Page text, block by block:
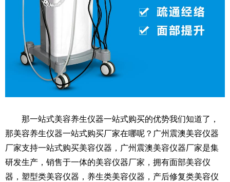
那一站式美容养生仪器一站式购买的优势我们知道了，
那美容养生仪器一站式购买厂家在哪呢？广州震澳美容仪器
厂家支持一站式购买美容仪器，广州震澳美容仪器厂家是集
研发生产，销售于一体的美容仪器厂家，拥有面部美容仪
器，塑型类美容仪器，养生类美容仪器，产后修复类美容仪